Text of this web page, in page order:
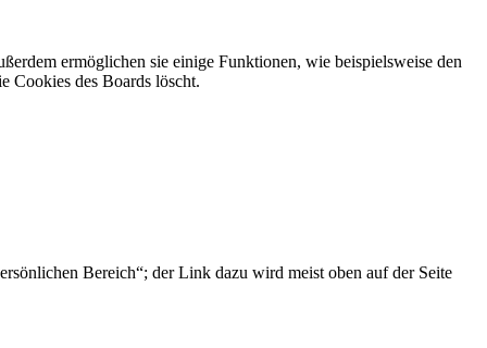
ermöglichen sie einige Funktionen, wie beispielsweise den
Cookies des Boards löscht.
Bereich“; der Link dazu wird meist oben auf der Seite